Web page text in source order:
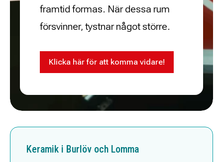
framtid formas. När dessa rum
försvinner, tystnar något större.
Klicka här för att komma vidare!
Keramik i Burlöv och Lomma